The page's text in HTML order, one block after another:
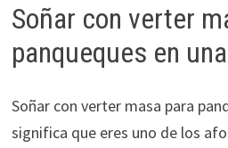
Soñar con verter
panqueques en
Soñar con verter masa para
significa que eres uno de los